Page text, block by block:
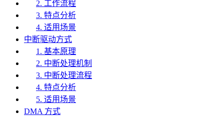
2. 工作流程
3. 特点分析
4. 适用场景
中断驱动方式
1. 基本原理
2. 中断处理机制
3. 中断处理流程
4. 特点分析
5. 适用场景
DMA 方式